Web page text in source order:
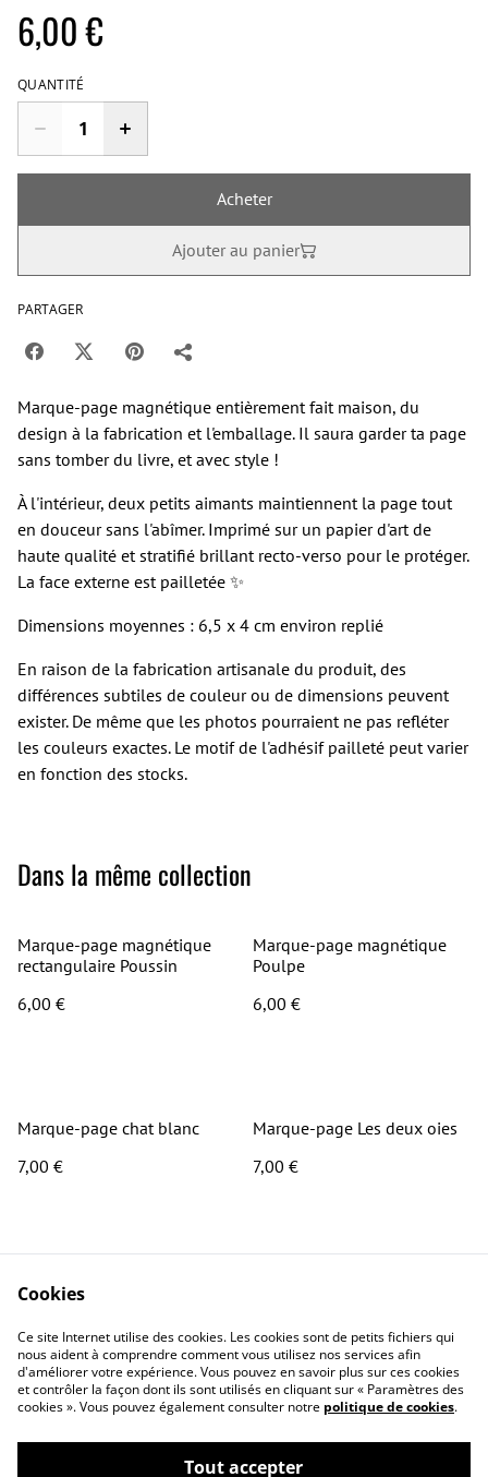
6,00 €
QUANTITÉ
Acheter
Ajouter au panier
PARTAGER
Marque-page magnétique entièrement fait maison, du
design à la fabrication et l'emballage. Il saura garder ta page
sans tomber du livre, et avec style !
À l'intérieur, deux petits aimants maintiennent la page tout
en douceur sans l'abîmer. Imprimé sur un papier d'art de
haute qualité et stratifié brillant recto-verso pour le protéger.
La face externe est pailletée ✨
Dimensions moyennes : 6,5 x 4 cm environ replié
En raison de la fabrication artisanale du produit, des
différences subtiles de couleur ou de dimensions peuvent
exister. De même que les photos pourraient ne pas refléter
les couleurs exactes. Le motif de l'adhésif pailleté peut varier
en fonction des stocks.
Dans la même collection
Marque-page magnétique
rectangulaire Poussin
6,00 €
Marque-page magnétique
Poulpe
6,00 €
Marque-page chat blanc
7,00 €
Marque-page Les deux oies
7,00 €
Contact
Conditions générales
Politique de
confidentialité
Politique de cookies
Cookies
Ce site Internet utilise des cookies. Les cookies sont de petits fichiers qui
nous aident à comprendre comment vous utilisez nos services afin
d'améliorer votre expérience. Vous pouvez en savoir plus sur ces cookies
et contrôler la façon dont ils sont utilisés en cliquant sur « Paramètres des
cookies ». Vous pouvez également consulter notre politique de cookies.
Tout accepter